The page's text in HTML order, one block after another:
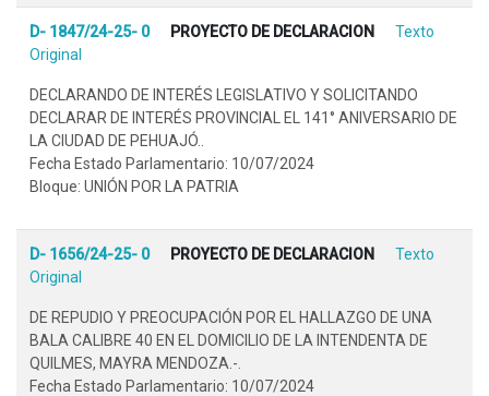
D- 1847/24-25- 0 PROYECTO DE DECLARACION
Texto
Original
DECLARANDO DE INTERÉS LEGISLATIVO Y SOLICITANDO
DECLARAR DE INTERÉS PROVINCIAL EL 141° ANIVERSARIO DE
LA CIUDAD DE PEHUAJÓ..
Fecha Estado Parlamentario: 10/07/2024
Bloque: UNIÓN POR LA PATRIA
D- 1656/24-25- 0 PROYECTO DE DECLARACION
Texto
Original
DE REPUDIO Y PREOCUPACIÓN POR EL HALLAZGO DE UNA
BALA CALIBRE 40 EN EL DOMICILIO DE LA INTENDENTA DE
QUILMES, MAYRA MENDOZA.-.
Fecha Estado Parlamentario: 10/07/2024